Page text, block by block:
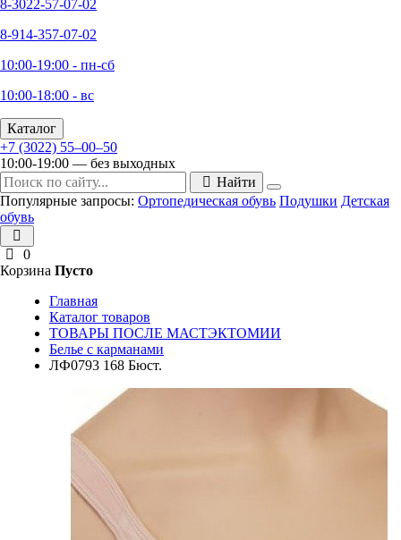
8-3022-57-07-02
8-914-357-07-02
10:00-19:00 - пн-сб
10:00-18:00 - вс
Каталог
+7 (3022) 55‒00‒50
10:00-19:00 — без выходных
Найти
Популярные запросы: Ортопедическая обувь Подушки Детская
обувь
0
Корзина Пусто
Главная
Каталог товаров
ТОВАРЫ ПОСЛЕ МАСТЭКТОМИИ
Белье с карманами
ЛФ0793 168 Бюст.